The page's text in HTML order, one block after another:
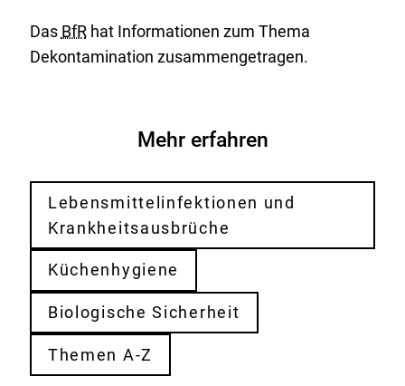
Das BfRhat Informationen zum Thema
Dekontamination zusammengetragen.
Mehr erfahren
Lebensmittelinfektionen und
Krankheitsausbrüche
Küchenhygiene
Biologische Sicherheit
Themen A-Z